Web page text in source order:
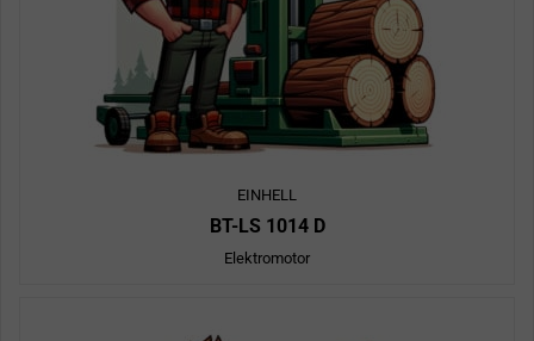
EINHELL
BT-LS 1014 D
Elektromotor